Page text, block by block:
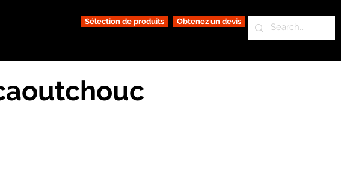
Sélection de produits Obtenez un devis